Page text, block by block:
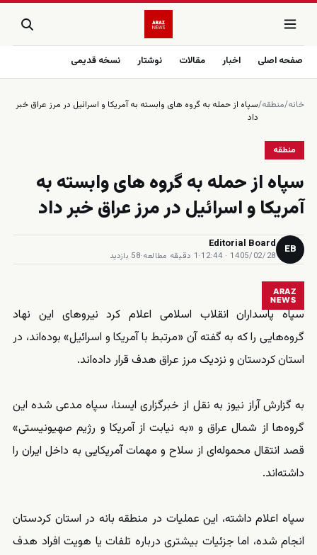
صفحه اصلی اخبار مقالات نوشتار نسخه قدیمی
خانه/منطقه/سپاه از حمله به گروه های وابسته به آمریکا و اسرائیل در مرز عراق خبر
داد
منطقه
سپاه از حمله به گروه های وابسته به
آمریکا و اسرائیل در مرز عراق خبر داد
EB
Editorial Board
1405/02/28 · 12:44
·1 دقیقه مطالعه ·58 بازدید
ARAZ
NEWS
سپاه پاسداران انقلاب اسلامی اعلام کرد نیروهای این نهاد
گروه‌هایی را که به گفته آن «مرتبط با آمریکا و اسرائیل» بوده‌اند، در
استان کردستان و نزدیک مرز عراق هدف قرار داده‌اند.
به گزارش آراز نیوز به نقل از خبرگزاری ایسنا، سپاه مدعی شده این
گروه‌ها از شمال عراق و «به نیابت از آمریکا و رژیم صهیونیستی»
قصد انتقال محموله‌ای از سلاح و مهمات آمریکایی به داخل ایران را
داشته‌اند.
سپاه اعلام داشته، این عملیات در منطقه بانه در استان کردستان
انجام شده، اما جزئیات بیشتری درباره تلفات یا هویت افراد هدف